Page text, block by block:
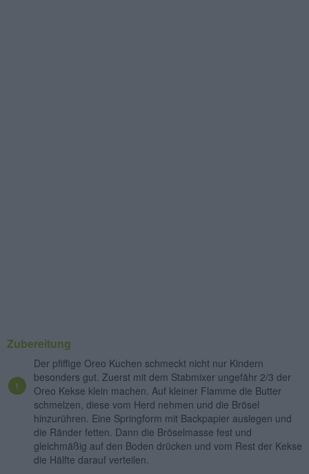
Zubereitung
Der pfiffige Oreo Kuchen schmeckt nicht nur Kindern
besonders gut. Zuerst mit dem Stabmixer ungefähr 2/3 der
Oreo Kekse klein machen. Auf kleiner Flamme die Butter
schmelzen, diese vom Herd nehmen und die Brösel
hinzurühren. Eine Springform mit Backpapier auslegen und
die Ränder fetten. Dann die Bröselmasse fest und
gleichmäßig auf den Boden drücken und vom Rest der Kekse
die Hälfte darauf verteilen.